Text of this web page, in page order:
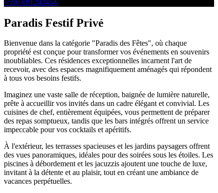
+590 691243454
Paradis Festif Privé
Bienvenue dans la catégorie "Paradis des Fêtes", où chaque
propriété est conçue pour transformer vos événements en souvenirs
inoubliables. Ces résidences exceptionnelles incarnent l'art de
recevoir, avec des espaces magnifiquement aménagés qui répondent
à tous vos besoins festifs.
Imaginez une vaste salle de réception, baignée de lumière naturelle,
prête à accueillir vos invités dans un cadre élégant et convivial. Les
cuisines de chef, entièrement équipées, vous permettent de préparer
des repas somptueux, tandis que les bars intégrés offrent un service
impeccable pour vos cocktails et apéritifs.
À l'extérieur, les terrasses spacieuses et les jardins paysagers offrent
des vues panoramiques, idéales pour des soirées sous les étoiles. Les
piscines à débordement et les jacuzzis ajoutent une touche de luxe,
invitant à la détente et au plaisir, tout en créant une ambiance de
vacances perpétuelles.